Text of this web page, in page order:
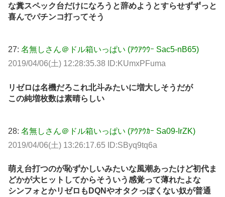
な糞スペック台だけになろうと辞めようとすらせずずっと
喜んでパチンコ打ってそう
27: 名無しさん＠ドル箱いっぱい (ｱｳｱｳｳｰ Sac5-nB65)
2019/04/06(土) 12:28:35.38 ID:KUmxPFuma
リゼロは名機だろこれ北斗みたいに増大しそうだが
この純増枚数は素晴らしい
28: 名無しさん＠ドル箱いっぱい (ｱｳｱｳｶｰ Sa09-IrZK)
2019/04/06(土) 13:26:17.65 ID:SByq9tq6a
萌え台打つのが恥ずかしいみたいな風潮あったけど初代ま
どかが大ヒットしてからそういう感覚って薄れたよな
シンフォとかリゼロもDQNやオタクっぽくない奴が普通